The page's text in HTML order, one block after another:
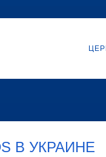
В УКРАИНЕ